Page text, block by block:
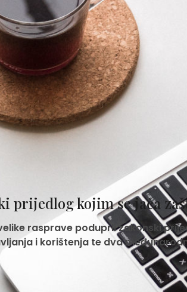
prijedlog kojim se jača
rasprave poduprli zakonski
i korištenja te dva